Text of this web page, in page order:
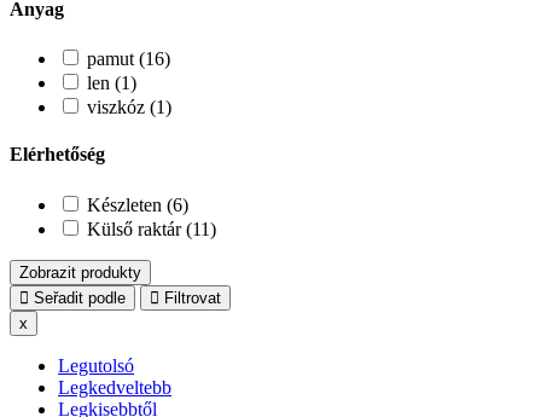
Anyag
pamut (16)
len (1)
viszkóz (1)
Elérhetőség
Készleten (6)
Külső raktár (11)
Zobrazit produkty
Seřadit podle
Filtrovat
x
Legutolsó
Legkedveltebb
Legkisebbtől